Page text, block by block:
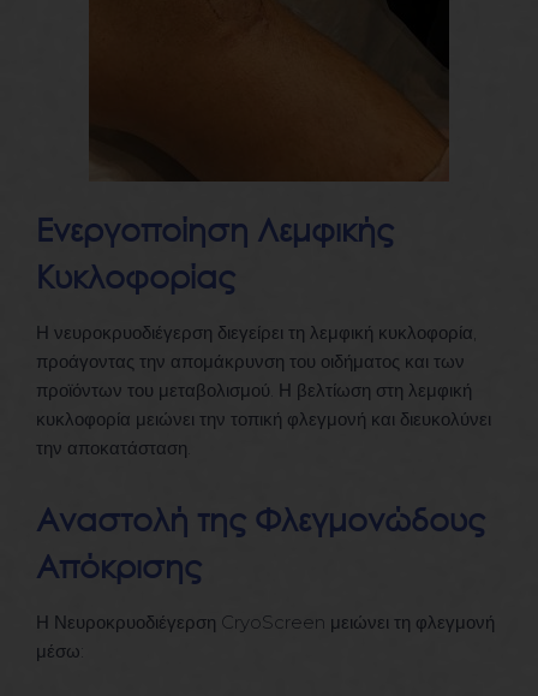
Ενεργοποίηση Λεμφικής
Κυκλοφορίας
Η νευροκρυοδιέγερση διεγείρει τη λεμφική κυκλοφορία,
προάγοντας την απομάκρυνση του οιδήματος και των
προϊόντων του μεταβολισμού. Η βελτίωση στη λεμφική
κυκλοφορία μειώνει την τοπική φλεγμονή και διευκολύνει
την αποκατάσταση.
Αναστολή της Φλεγμονώδους
Απόκρισης
Η Νευροκρυοδιέγερση CryoScreen μειώνει τη φλεγμονή
μέσω: